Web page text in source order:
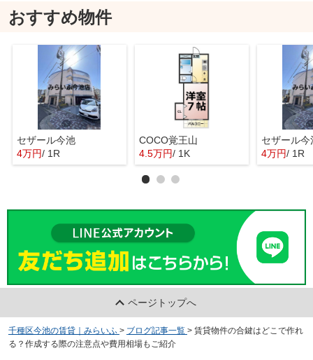
おすすめ物件
セザール今池
4万円/ 1R
COCO覚王山
4.5万円/ 1K
セザール今
4万円/ 1R
ページトップへ
千種区今池の賃貸｜みらいふ > ブログ記事一覧 > 賃貸物件の合鍵はどこで作れ
る？作成する際の注意点や費用相場もご紹介